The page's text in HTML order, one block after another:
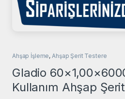
Ahşap İşleme,Ahşap Şerit Testere
Gladio
Kullanım Ahşap